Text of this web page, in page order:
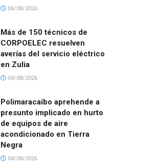
06/08/2026
Más de 150 técnicos de
CORPOELEC resuelven
averías del servicio eléctrico
en Zulia
04/08/2026
Polimaracaibo aprehende a
presunto implicado en hurto
de equipos de aire
acondicionado en Tierra
Negra
04/08/2026